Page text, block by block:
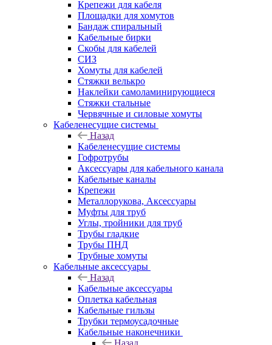
Крепежи для кабеля
Площадки для хомутов
Бандаж спиральный
Кабельные бирки
Cкобы для кабелей
СИЗ
Хомуты для кабелей
Стяжки велькро
Наклейки самоламинирующиеся
Стяжки стальные
Червячные и силовые хомуты
Кабеленесущие системы
Назад
Кабеленесущие системы
Гофротрубы
Аксессуары для кабельного канала
Кабельные каналы
Крепежи
Металлорукова, Аксессуары
Муфты для труб
Углы, тройники для труб
Трубы гладкие
Трубы ПНД
Трубные хомуты
Кабельные аксессуары
Назад
Кабельные аксессуары
Оплетка кабельная
Кабельные гильзы
Трубки термоусадочные
Кабельные наконечники
Назад